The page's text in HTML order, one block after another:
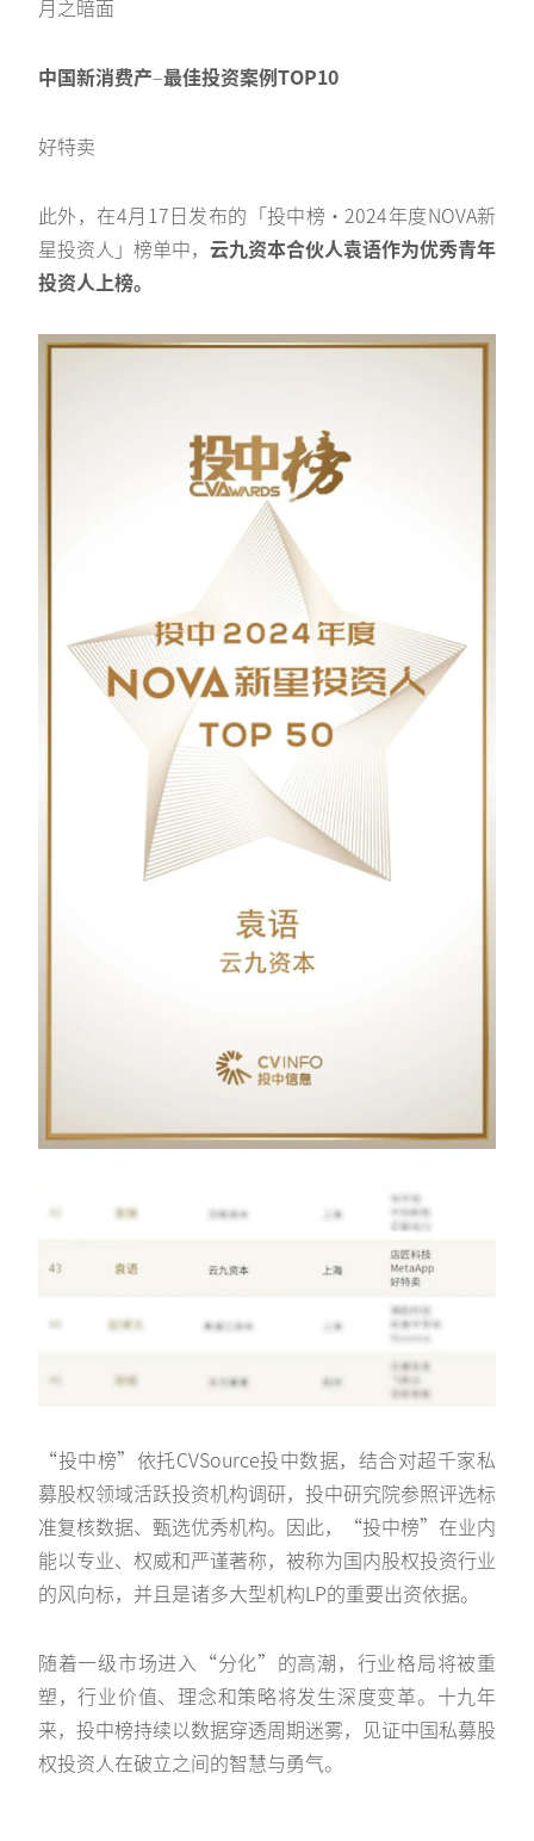
月之暗面
中国新消费产–最佳投资案例TOP10
好特卖
此外，在4月17日发布的「投中榜·2024年度NOVA新
星投资人」榜单中， 云九资本合伙人袁语作为优秀青年
投资人上榜。
“投中榜”依托CVSource投中数据，结合对超千家私
募股权领域活跃投资机构调研，投中研究院参照评选标
准复核数据、甄选优秀机构。因此，“投中榜”在业内
能以专业、权威和严谨著称，被称为国内股权投资行业
的风向标，并且是诸多大型机构LP的重要出资依据。
随着一级市场进入“分化”的高潮，行业格局将被重
塑，行业价值、理念和策略将发生深度变革。十九年
来，投中榜持续以数据穿透周期迷雾，见证中国私募股
权投资人在破立之间的智慧与勇气。